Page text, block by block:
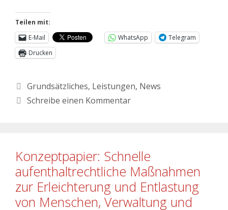
Teilen mit:
E-Mail
WhatsApp
Telegram
Drucken
Grundsätzliches, Leistungen, News
Schreibe einen Kommentar
Konzeptpapier: Schnelle
aufenthaltrechtliche Maßnahmen
zur Erleichterung und Entlastung
von Menschen, Verwaltung und